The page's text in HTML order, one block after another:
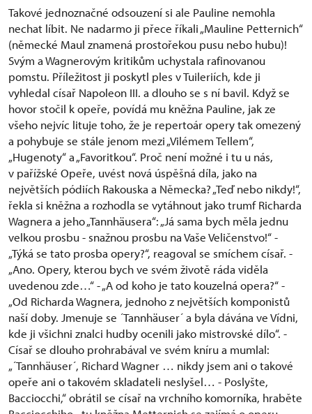
Takové jednoznačné odsouzení si ale Pauline nemohla
nechat líbit. Ne nadarmo ji přece říkali „Mauline Petternich“
(německé Maul znamená prostořekou pusu nebo hubu)!
Svým a Wagnerovým kritikům uchystala rafinovanou
pomstu. Příležitost ji poskytl ples v Tuileriích, kde ji
vyhledal císař Napoleon III. a dlouho se s ní bavil. Když se
hovor stočil k opeře, povídá mu kněžna Pauline, jak ze
všeho nejvíc lituje toho, že je repertoár opery tak omezený
a pohybuje se stále jenom mezi „Vilémem Tellem“,
„Hugenoty“ a „Favoritkou“. Proč není možné i tu u nás,
v pařížské Opeře, uvést nová úspěšná díla, jako na
největších pódiích Rakouska a Německa? „Teď nebo nikdy!“,
řekla si kněžna a rozhodla se vytáhnout jako trumf Richarda
Wagnera a jeho „Tannhäusera“: „Já sama bych měla jednu
velkou prosbu - snažnou prosbu na Vaše Veličenstvo!“ -
„Týká se tato prosba opery?“, reagoval se smíchem císař. -
„Ano. Opery, kterou bych ve svém životě ráda viděla
uvedenou zde…“ - „A od koho je tato kouzelná opera?“ -
„Od Richarda Wagnera, jednoho z největších komponistů
naší doby. Jmenuje se ´Tannhäuser´ a byla dávána ve Vídni,
kde ji všichni znalci hudby ocenili jako mistrovské dílo“. -
Císař se dlouho prohrabával ve svém kníru a mumlal:
„´Tannhäuser´, Richard Wagner … nikdy jsem ani o takové
opeře ani o takovém skladateli neslyšel… - Poslyšte,
Bacciocchi,“ obrátil se císař na vrchního komorníka, hraběte